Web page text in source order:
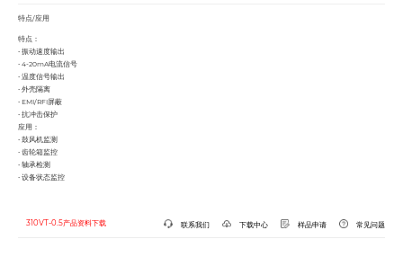
特点/应用
特点：
• 振动速度输出
• 4-20mA电流信号
• 温度信号输出
• 外壳隔离
• EMI/RFI屏蔽
• 抗冲击保护
应用：
• ⿎⻛机监测
• ⻮轮箱监控
• 轴承检测
• 设备状态监控
310VT-0.5产品资料下载 联系我们 下载中心 样品申请 常见问题